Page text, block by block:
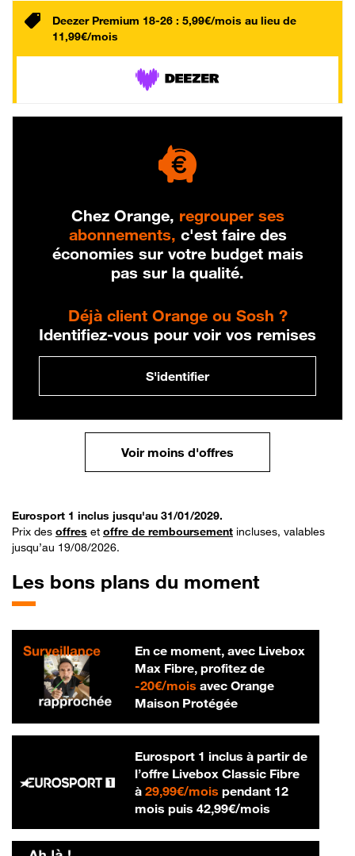
Deezer Premium 18-26 : 5,99€/mois au lieu de
11,99€/mois
Chez Orange, regrouper ses
abonnements, c'est faire des
économies sur votre budget mais
pas sur la qualité.
Déjà client Orange ou Sosh ?
Identifiez-vous pour voir vos remises
S'identifier
Voir moins d'offres
Eurosport 1 inclus jusqu'au 31/01/2029.
Prix des offres et offre de remboursement incluses, valables
jusqu’au 19/08/2026.
Les bons plans du moment
En ce moment, avec Livebox
Max Fibre, profitez de
-20€/mois20 € par mois
avec Orange
Maison Protégée
Eurosport 1 inclus à partir de
l’offre Livebox Classic Fibre
à 29,99€/mois29,99 € par mois
pendant 12
mois puis 42,99€/mois42,99 € par